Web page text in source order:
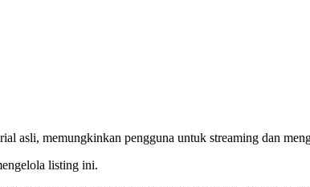
asli, memungkinkan pengguna untuk streaming dan
listing ini.